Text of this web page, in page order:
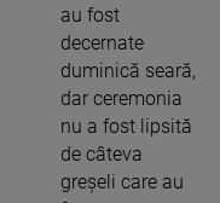
au fost
decernate
duminică seară,
dar ceremonia
nu a fost lipsită
de câteva
greşeli care au